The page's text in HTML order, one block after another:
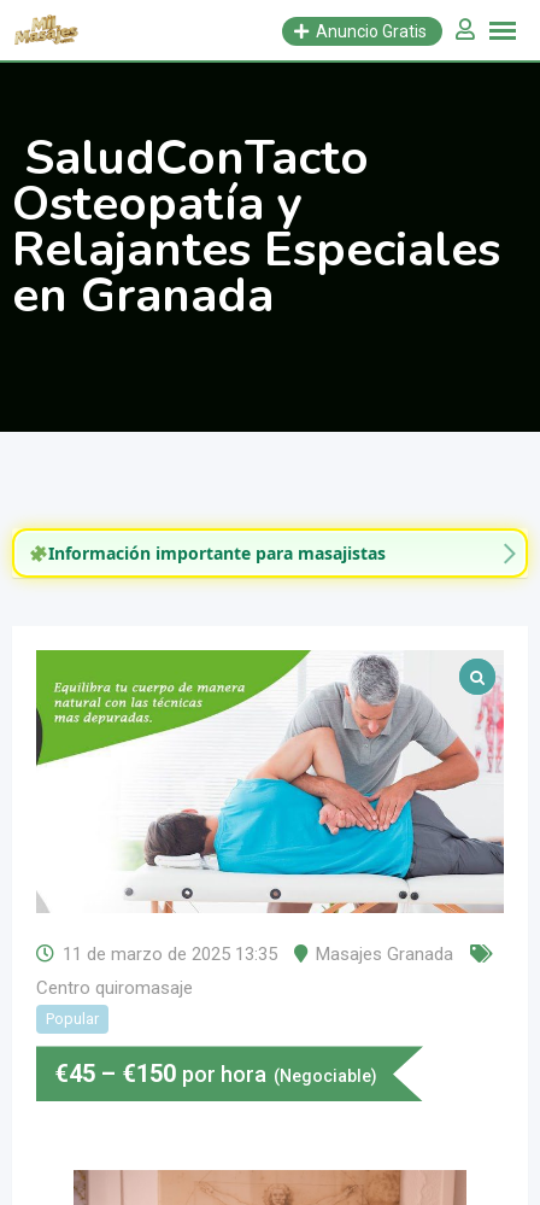
Saltar
Anuncio Gratis
️ SaludConTacto ️
Osteopatía y
Relajantes Especiales
en Granada
Información importante para masajistas
11 de marzo de 2025 13:35
Masajes Granada
Centro quiromasaje
Popular
€45 – €150 por hora (Negociable)